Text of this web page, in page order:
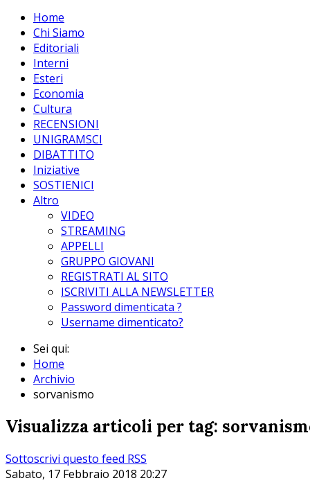
Home
Chi Siamo
Editoriali
Interni
Esteri
Economia
Cultura
RECENSIONI
UNIGRAMSCI
DIBATTITO
Iniziative
SOSTIENICI
Altro
VIDEO
STREAMING
APPELLI
GRUPPO GIOVANI
REGISTRATI AL SITO
ISCRIVITI ALLA NEWSLETTER
Password dimenticata ?
Username dimenticato?
Sei qui:
Home
Archivio
sorvanismo
Visualizza articoli per tag:
Sottoscrivi questo feed RSS
Sabato, 17 Febbraio 2018 20:27